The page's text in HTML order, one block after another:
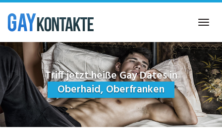
Skip
main
content
Triff jetzt heiße Gay Dates in
Oberhaid, Oberfranken